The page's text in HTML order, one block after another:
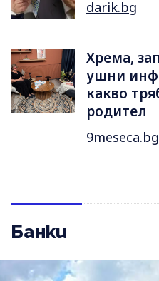
darik.bg
Хрема,
ушни
какво
родител
9meseca.bg
Банки